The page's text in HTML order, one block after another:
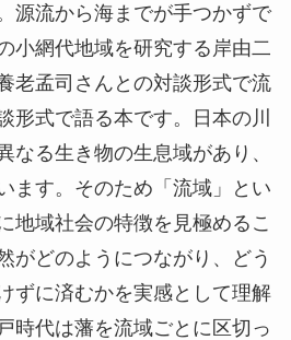
源流から海までが手つかずで
小網代地域を研究する岸由二
老孟司さんとの対談形式で流
形式で語る本です。日本の川
なる生き物の生息域があり、
ます。そのため「流域」とい
地域社会の特徴を見極めるこ
がどのようにつながり、どう
ずに済むかを実感として理解
時代は藩を流域ごとに区切っ